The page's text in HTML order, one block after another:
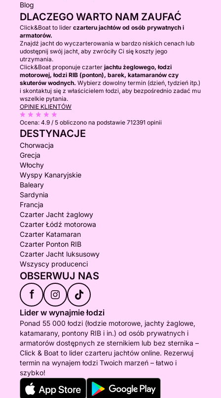
Blog
DLACZEGO WARTO NAM ZAUFAĆ
Click&Boat to lider czarteru jachtów od osób prywatnych i
armatorów.
Znajdź jacht do wyczarterowania w bardzo niskich cenach lub
udostępnij swój jacht, aby zwróciły Ci się koszty jego
utrzymania.
Click&Boat proponuje czarter jachtu żeglowego, łodzi
motorowej, łodzi RIB (ponton), barek, katamaranów czy
skuterów wodnych. Wybierz dowolny termin (dzień, tydzień itp.)
i skontaktuj się z właścicielem łodzi, aby bezpośrednio zadać mu
wszelkie pytania.
OPINIE KLIENTÓW
Ocena: 4.9 / 5 obliczono na podstawie 712391 opinii
DESTYNACJE
Chorwacja
Grecja
Włochy
Wyspy Kanaryjskie
Baleary
Sardynia
Francja
Czarter Jacht żaglowy
Czarter Łódź motorowa
Czarter Katamaran
Czarter Ponton RIB
Czarter Jacht luksusowy
Wszyscy producenci
OBSERWUJ NAS
f
Lider w wynajmie łodzi
Ponad 55 000 łodzi (łodzie motorowe, jachty żaglowe,
katamarany, pontony RIB i in.) od osób prywatnych i
armatorów dostępnych ze sternikiem lub bez sternika –
Click & Boat to lider czarteru jachtów online. Rezerwuj
termin na wynajem łodzi Twoich marzeń – łatwo i
szybko!